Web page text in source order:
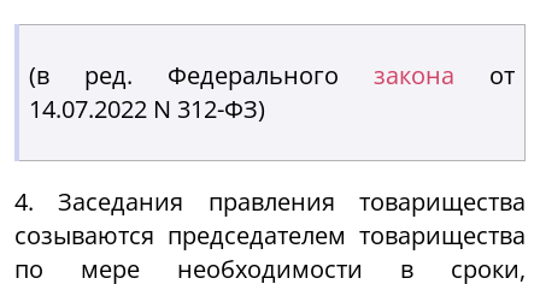
(в ред. Федерального закона от
14.07.2022 N 312-ФЗ)
4. Заседания правления товарищества
созываются председателем товарищества
по мере необходимости в сроки,